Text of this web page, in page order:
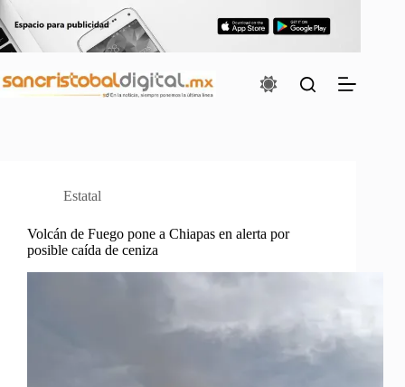
al
contenido
Estatal
Volcán de Fuego pone a Chiapas en alerta por
posible caída de ceniza